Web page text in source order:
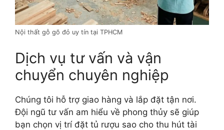
Nội thất gỗ gõ đỏ uy tín tại TPHCM
Dịch vụ tư vấn và vận
chuyển chuyên nghiệp
Chúng tôi hỗ trợ giao hàng và lắp đặt tận nơi.
Đội ngũ tư vấn am hiểu về phong thủy sẽ giúp
bạn chọn vị trí đặt tủ rượu sao cho thu hút tài